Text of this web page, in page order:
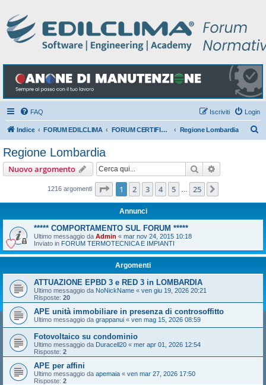
FAQ Login
Iscriviti
Indice FORUM EDILCLIMA FORUM CERTIFICAZIONE ENERGETICA DEGLI EDIFICI Regione Lombardia
Regione Lombardia
Nuovo argomento Cerca
1216 argomenti Pagina di 25
1 2 3 4 5 25
Annunci
***** COMPORTAMENTO SUL FORUM *****
Ultimo messaggio da Admin « mar nov 24, 2015 10:18
Inviato in FORUM TERMOTECNICA E IMPIANTI
Argomenti
ATTUAZIONE EPBD 3 e RED 3 in LOMBARDIA
Ultimo messaggio da NoNickName « ven giu 19, 2026 20:21
Risposte: 20
APE unità immobiliare in presenza di controsoffitto
Ultimo messaggio da grappanui « ven mag 15, 2026 08:59
Fotovoltaico su condominio
Ultimo messaggio da Duracell20 « mer apr 01, 2026 12:54
Risposte: 2
APE per affini
Ultimo messaggio da apemaia « ven mar 27, 2026 17:50
Risposte: 2